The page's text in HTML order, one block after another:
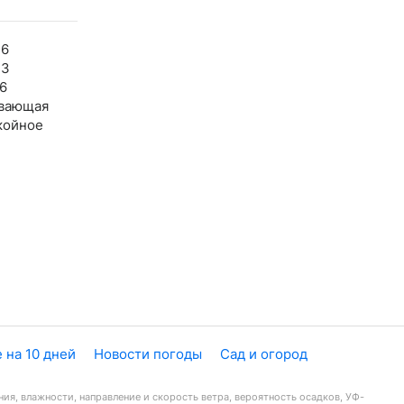
10 дней Новости погоды
Сад и огород
влажности, направление и скорость ветра, вероятность осадков, УФ-